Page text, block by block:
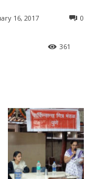
16, 2017 0
361